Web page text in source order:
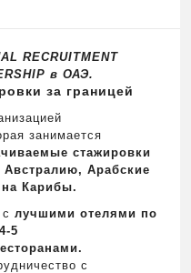
RECRUITMENT
в ОАЭ.
за границей
занимается
стажировки
Арабские
Карибы.
лучшими отелями по
4-5
с